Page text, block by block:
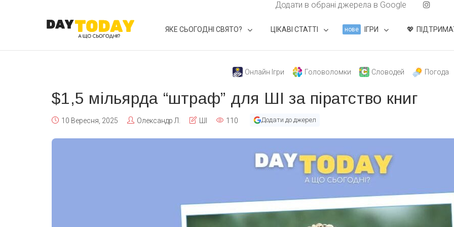
Додати в обрані джерела в Google
ЯКЕ СЬОГОДНІ СВЯТО? ЦІКАВІ СТАТТІ нове ІГРИ
Онлайн Ігри Головоломки Словодей Погода
$1,5 мільярда “штраф” для ШІ за піратство книг
10 Вересня, 2025 Олександр Л. 110 Додати до джерел